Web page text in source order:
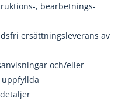
-, bearbetnings-
ersättningsleverans av
och/eller
uppfyllda